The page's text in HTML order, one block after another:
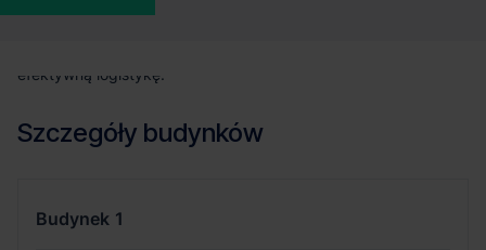
efektywną logistykę.
Szczegóły budynków
Budynek 1